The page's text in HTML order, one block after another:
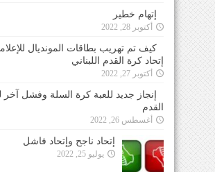
إتهام خطير
أكتوبر 28, 2022
كيف تم تهريب بطاقات المونديال
إتحاد كرة القدم اللبناني
أكتوبر 27, 2022
إنجاز جديد للعبة كرة السلة وفشل آخر
القدم
أغسطس 26, 2022
إتحاد ناجح وإتحاد فاشل
يوليو 25, 2022